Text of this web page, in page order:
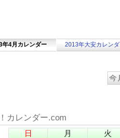
年4月カレンダー 2013年大安カレン
カレンダー.com
日 月 火